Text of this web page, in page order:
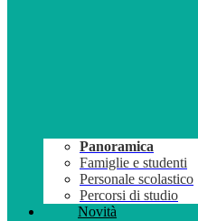
Panoramica
Famiglie e studenti
Personale scolastico
Percorsi di studio
Novità